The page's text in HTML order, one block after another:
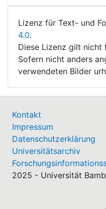
Lizenz für Text- und
4.0.
Diese Lizenz gilt nicht
Sofern nicht anders
verwendeten Bilder
Kontakt
Impressum
Datenschutzerklärung
Universitätsarchiv
2025 - Universität